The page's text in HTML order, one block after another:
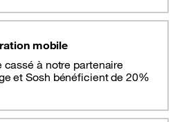
mobile
à notre partenaire
et Sosh bénéficient de 20%